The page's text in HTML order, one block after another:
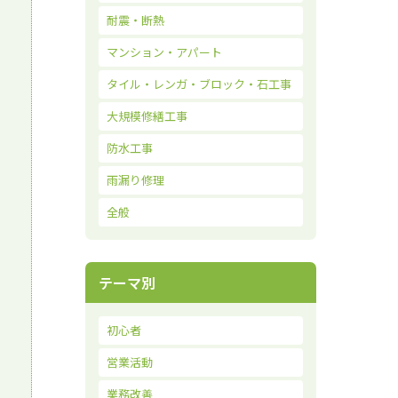
耐震・断熱
マンション・アパート
タイル・レンガ・ブロック・石工事
大規模修繕工事
防水工事
雨漏り修理
全般
テーマ別
初心者
営業活動
業務改善